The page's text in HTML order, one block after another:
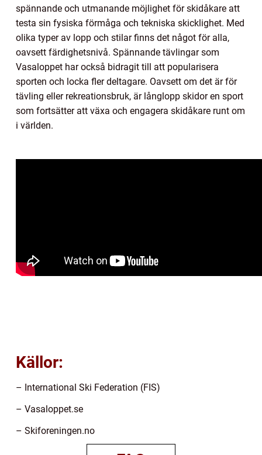
spännande och utmanande möjlighet för skidåkare att
testa sin fysiska förmåga och tekniska skicklighet. Med
olika typer av lopp och stilar finns det något för alla,
oavsett färdighetsnivå. Spännande tävlingar som
Vasaloppet har också bidragit till att popularisera
sporten och locka fler deltagare. Oavsett om det är för
tävling eller rekreationsbruk, är långlopp skidor en sport
som fortsätter att växa och engagera skidåkare runt om
i världen.
Källor:
– International Ski Federation (FIS)
– Vasaloppet.se
– Skiforeningen.no